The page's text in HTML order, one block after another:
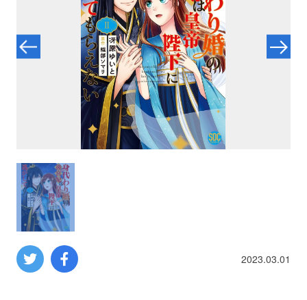
2023.03.01
コミック・ラノベ
プロレス
コンピューター
ミリタリー
その他